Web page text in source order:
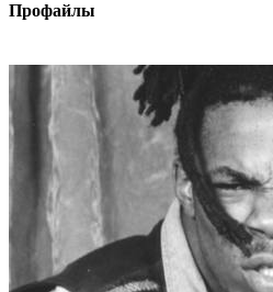
Профайлы